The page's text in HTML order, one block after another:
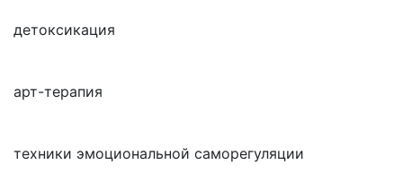
детоксикация
арт-терапия
техники эмоциональной саморегуляции